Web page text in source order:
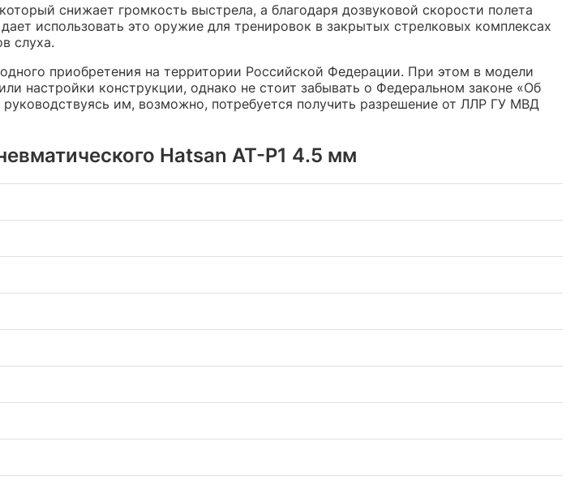
снижает громкость выстрела, а благодаря дозвуковой скорости полета
использовать это оружие для тренировок в закрытых стрелковых комплексах
слуха.
приобретения на территории Российской Федерации. При этом в модели
настройки конструкции, однако не стоит забывать о Федеральном законе «Об
им, возможно, потребуется получить разрешение от ЛЛР ГУ МВД
Hatsan AT-P1 4.5 мм